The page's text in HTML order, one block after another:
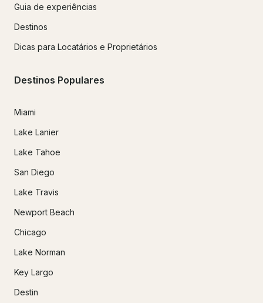
Guia de experiências
Destinos
Dicas para Locatários e Proprietários
Destinos Populares
Miami
Lake Lanier
Lake Tahoe
San Diego
Lake Travis
Newport Beach
Chicago
Lake Norman
Key Largo
Destin